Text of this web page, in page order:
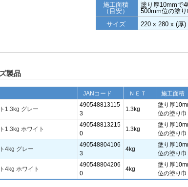
施工面積
（目安）
塗り厚10mmで
500mm位の塗り
サイズ
220 x 280 x (厚)
製品
JANコード ＮＥＴ 施工面積
1.3kg グレー
490548813115
3
1.3kg
塗り厚
位の塗り巾
1.3kg ホワイト
490548813215
0
1.3kg
塗り厚
位の塗り巾
4kg グレー
490548804106
3
4kg
塗り厚
位の塗り巾
4kg ホワイト
490548804206
0
4kg
塗り厚
位の塗り巾